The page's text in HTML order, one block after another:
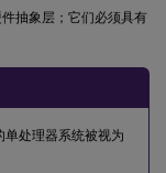
抽象层；它们必须具有
单处理器系统被视为